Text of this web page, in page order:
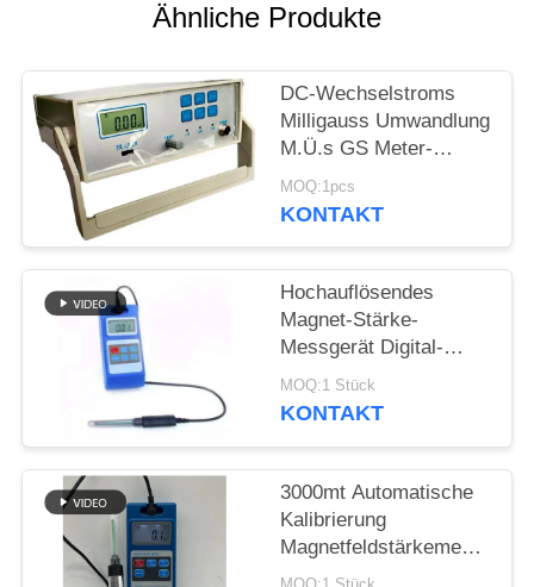
PRIVACY
POLICY
Ähnliche Produkte
DC-Wechselstroms
Milligauss Umwandlung
M.Ü.s GS Meter-
Magnetfeld-
Schreibtisch-Art
MOQ:1pcs
KONTAKT
Hochauflösendes
Magnet-Stärke-
Messgerät Digital-
Wechselstrom-
Gleichstrom
MOQ:1 Stück
KONTAKT
3000mt Automatische
Kalibrierung
Magnetfeldstärkemessgerät
Digitales Halleffekt-